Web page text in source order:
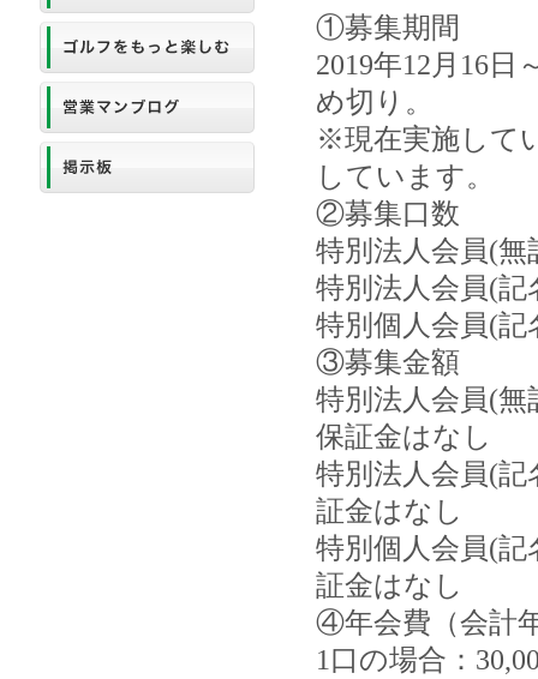
①募集期間
2019年12月16
め切り。
※現在実施して
しています。
②募集口数
特別法人会員(
特別法人会員(
特別個人会員(
③募集金額
特別法人会員(
保証金はなし
特別法人会員(
証金はなし
特別個人会員(
証金はなし
④年会費（会計
1口の場合：